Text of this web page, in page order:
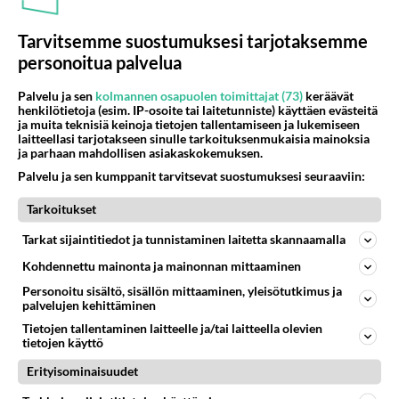
Anteeksi arkuuteni
Olen säälittävä, mitä tulee sinun kohtaamiseen. Tunnen vaan itseni todella epävarmaksi sun kanssa. Jos minun olisi pitän
06.08.2026 16:54
Ikävä
857
Perussuomalaisten kannatus nousi rytinällä Ylen tänään julkaisemassa tuoreimmassa gallup-kyselyssä.
https://yle.fi/a/74-20239449 Perussuomalaisilla hurja- ja ylivoimaisesti suurin nousu tässä uudessa Ylen gallupissa. Kyl
06.08.2026 03:24
Maailman menoa
485
Kuka melkein täysi-ikäinen hukkui?
Poliisin mukaan nuori oli lähes täysi-ikäinen. Ennen iltakuutta tulleen ilmoituksen mukaan ihminen oli joutunut mahdoll
06.08.2026 20:09
12
kaivattusi on ?
07.08.2026 16:24
Ikävä
45
652
Mikä on ollut
Söpöintä välillämme?
06.08.2026 14:44
Ikävä
614
29
Tarvitsemme suostumuksesi tarjotaksemme
personoitua palvelua
Palvelu ja sen kolmannen osapuolen toimittajat (73) keräävät
henkilötietoja (esim. IP-osoite tai laitetunniste) käyttäen evästeitä
ja muita teknisiä keinoja tietojen tallentamiseen ja lukemiseen
laitteellasi tarjotakseen sinulle tarkoituksenmukaisia mainoksia
ja parhaan mahdollisen asiakaskokemuksen.
Palvelu ja sen kumppanit tarvitsevat suostumuksesi seuraaviin:
Tarkoitukset
Tarkat sijaintitiedot ja tunnistaminen laitetta skannaamalla
Kohdennettu mainonta ja mainonnan mittaaminen
Personoitu sisältö, sisällön mittaaminen, yleisötutkimus ja
palvelujen kehittäminen
Tietojen tallentaminen laitteelle ja/tai laitteella olevien
tietojen käyttö
Erityisominaisuudet